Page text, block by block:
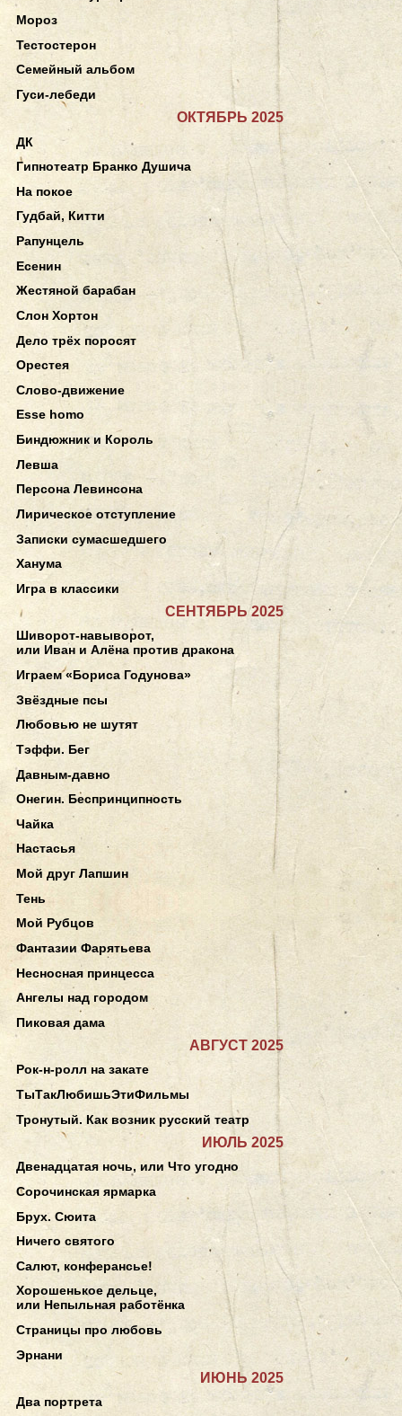
Мороз
Тестостерон
Семейный альбом
Гуси-лебеди
ОКТЯБРЬ 2025
ДК
Гипнотеатр Бранко Душича
На покое
Гудбай, Китти
Рапунцель
Есенин
Жестяной барабан
Слон Хортон
Дело трёх поросят
Орестея
Слово-движение
Esse homo
Биндюжник и Король
Левша
Персона Левинсона
Лирическое отступление
Записки сумасшедшего
Ханума
Игра в классики
СЕНТЯБРЬ 2025
Шиворот-навыворот,
или Иван и Алёна против дракона
Играем «Бориса Годунова»
Звёздные псы
Любовью не шутят
Тэффи. Бег
Давным-давно
Онегин. Беспринципность
Чайка
Настасья
Мой друг Лапшин
Тень
Мой Рубцов
Фантазии Фарятьева
Несносная принцесса
Ангелы над городом
Пиковая дама
АВГУСТ 2025
Рок-н-ролл на закате
ТыТакЛюбишьЭтиФильмы
Тронутый. Как возник русский театр
ИЮЛЬ 2025
Двенадцатая ночь, или Что угодно
Сорочинская ярмарка
Брух. Сюита
Ничего святого
Салют, конферансье!
Хорошенькое дельце,
или Непыльная работёнка
Страницы про любовь
Эрнани
ИЮНЬ 2025
Два портрета